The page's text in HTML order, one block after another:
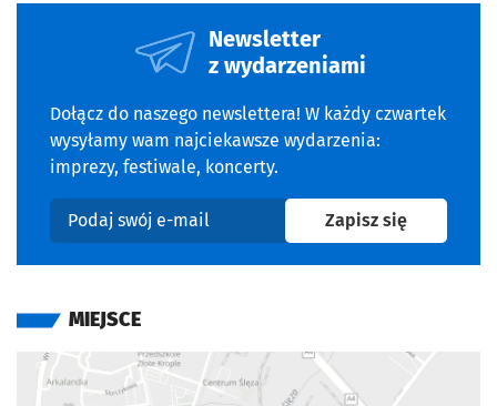
Newsletter
z wydarzeniami
Dołącz do naszego newslettera! W każdy czwartek
wysyłamy wam najciekawsze wydarzenia:
imprezy, festiwale, koncerty.
Podaj swój e-mail
Zapisz sięna
MIEJSCE